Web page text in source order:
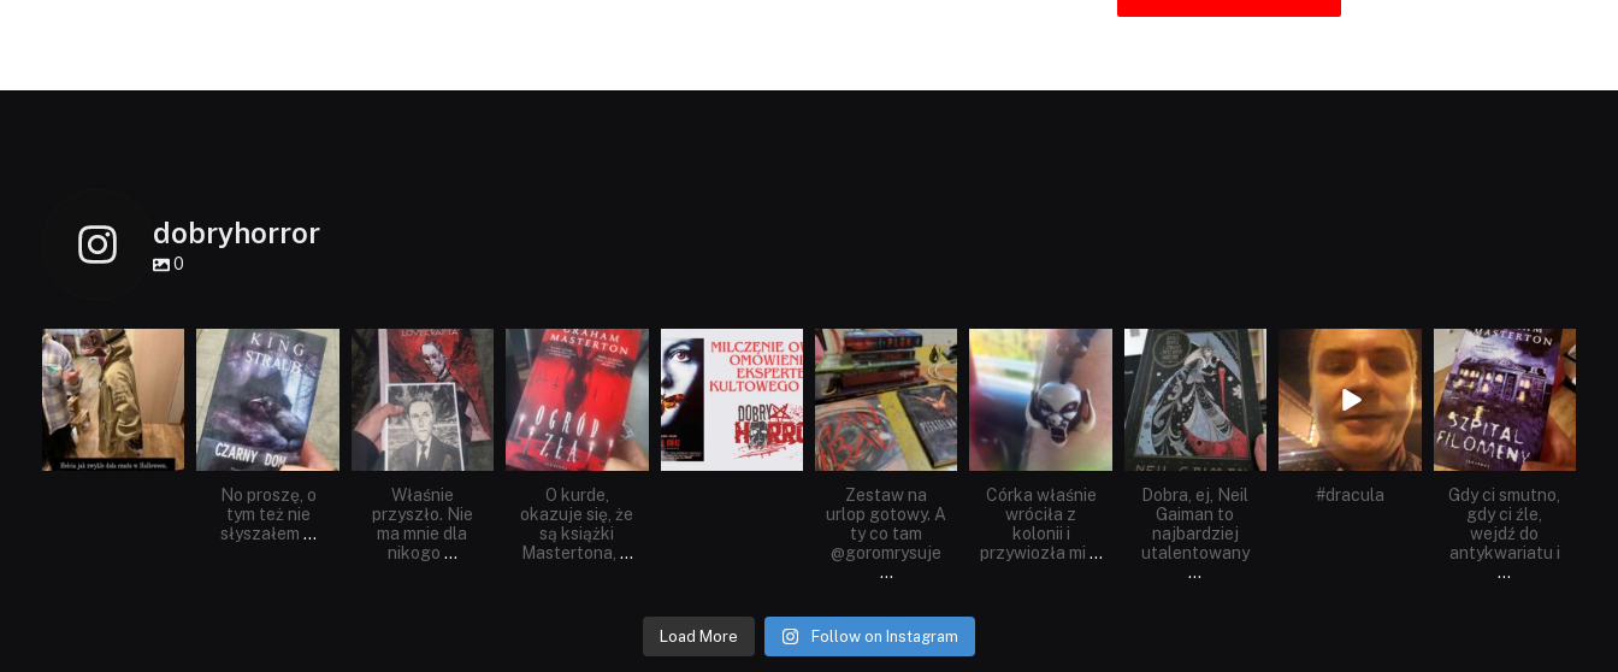
dobryhorror
0
dobryhorror
Lis 1
dobryhorror
Wrz 23
No proszę, o
tym też nie
słyszałem ...
dobryhorror
Wrz 19
Właśnie
przyszło. Nie
ma mnie dla
nikogo ...
dobryhorror
Sie 23
O kurde,
okazuje się, że
są książki
Mastertona, ...
dobryhorror
Sie 19
dobryhorror
Lip 31
Zestaw na
urlop gotowy. A
ty co tam
@goromrysuje
...
dobryhorror
Lip 14
Córka właśnie
wróciła z
kolonii i
przywiozła mi ...
dobryhorror
Cze 16
Dobra, ej, Neil
Gaiman to
najbardziej
utalentowany
...
dobryhorror
Maj 25
#dracula
dobryhorror
Maj 22
Gdy ci smutno,
gdy ci źle,
wejdź do
antykwariatu i
...
Load More Follow on Instagram